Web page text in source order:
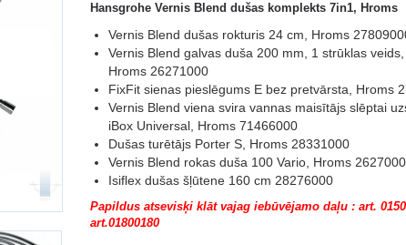
Hansgrohe Vernis Blend dušas komplekts 7in1, Hroms
Vernis Blend dušas rokturis 24 cm, Hroms
Vernis Blend galvas duša 200 mm, 1 strūklas veids,
Hroms 26271000
FixFit sienas pieslēgums E bez pretvārsta, Hroms
Vernis Blend viena svira vannas maisītājs slēptai
iBox Universal, Hroms 71466000
Dušas turētājs Porter S, Hroms 28331000
Vernis Blend rokas duša 100 Vario, Hroms
Isiflex dušas šļūtene 160 cm 28276000
Papildus atsevisķi klāt vajag iebūvējamo daļu : art.
art.01800180